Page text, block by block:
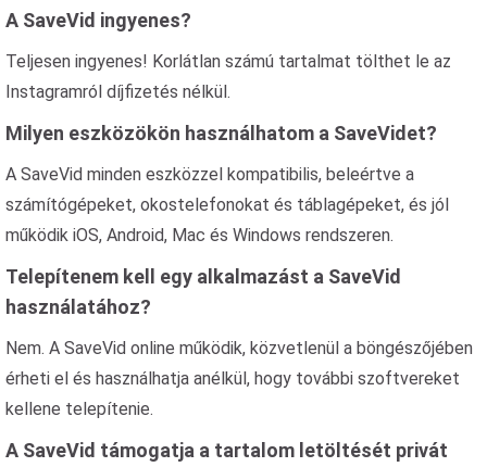
A SaveVid ingyenes?
Teljesen ingyenes! Korlátlan számú tartalmat tölthet le az
Instagramról díjfizetés nélkül.
Milyen eszközökön használhatom a SaveVidet?
A SaveVid minden eszközzel kompatibilis, beleértve a
számítógépeket, okostelefonokat és táblagépeket, és jól
működik iOS, Android, Mac és Windows rendszeren.
Telepítenem kell egy alkalmazást a SaveVid
használatához?
Nem. A SaveVid online működik, közvetlenül a böngészőjében
érheti el és használhatja anélkül, hogy további szoftvereket
kellene telepítenie.
A SaveVid támogatja a tartalom letöltését privát